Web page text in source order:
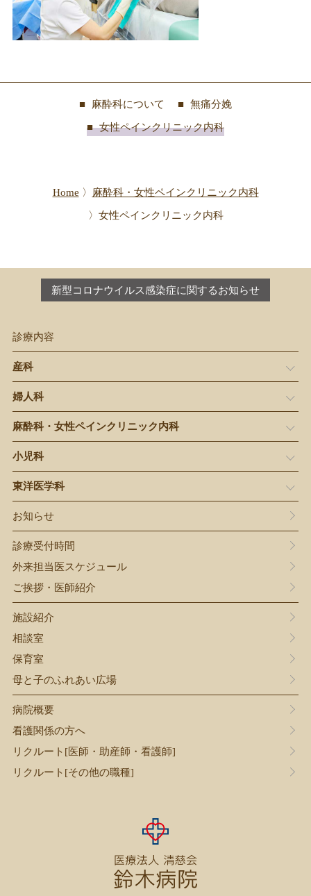
麻酔科について 無痛分娩
女性ペインクリニック内科
Home 麻酔科・女性ペインクリニック内科
女性ペインクリニック内科
新型コロナウイルス感染症に関するお知らせ
診療内容
産科
婦人科
麻酔科・ 女性ペインクリニック内科
小児科
東洋医学科
お知らせ
診療受付時間
外来担当医スケジュール
ご挨拶・医師紹介
施設紹介
相談室
保育室
母と子のふれあい広場
病院概要
看護関係の方へ
リクルート [医師・助産師・看護師]
リクルート [その他の職種]